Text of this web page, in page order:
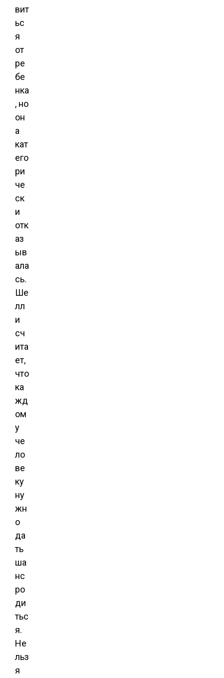
вит
ьс
я
от
ре
бе
нка
, но
он
а
кат
его
ри
че
ск
и
отк
аз
ыв
ала
сь.
Ше
лл
и
сч
ита
ет,
что
ка
жд
ом
у
че
ло
ве
ку
ну
жн
о
да
ть
ша
нс
ро
ди
тьс
я.
Не
льз
я